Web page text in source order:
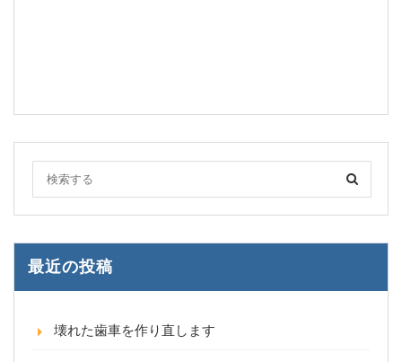
最近の投稿
壊れた歯車を作り直します